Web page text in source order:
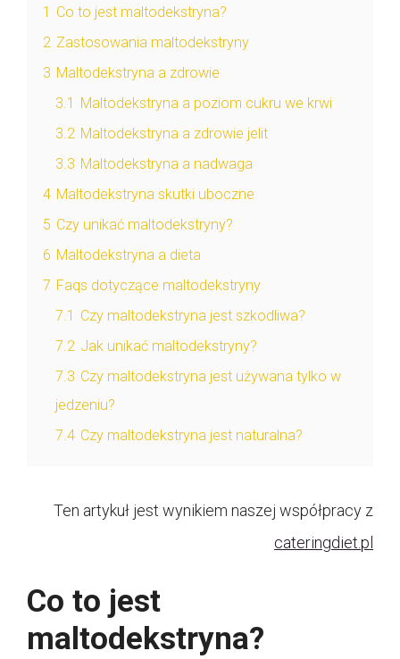
1 Co to jest maltodekstryna?
2 Zastosowania maltodekstryny
3 Maltodekstryna a zdrowie
3.1
Maltodekstryna a poziom cukru we krwi
3.2 Maltodekstryna a zdrowie jelit
3.3 Maltodekstryna a nadwaga
4 Maltodekstryna skutki uboczne
5 Czy unikać maltodekstryny?
6 Maltodekstryna a dieta
7 Faqs dotyczące maltodekstryny
7.1 Czy maltodekstryna jest szkodliwa?
7.2 Jak unikać maltodekstryny?
7.3 Czy maltodekstryna jest używana tylko w
jedzeniu?
7.4 Czy maltodekstryna jest naturalna?
Ten artykuł jest wynikiem naszej współpracy z
cateringdiet.pl
Co to jest
maltodekstryna?